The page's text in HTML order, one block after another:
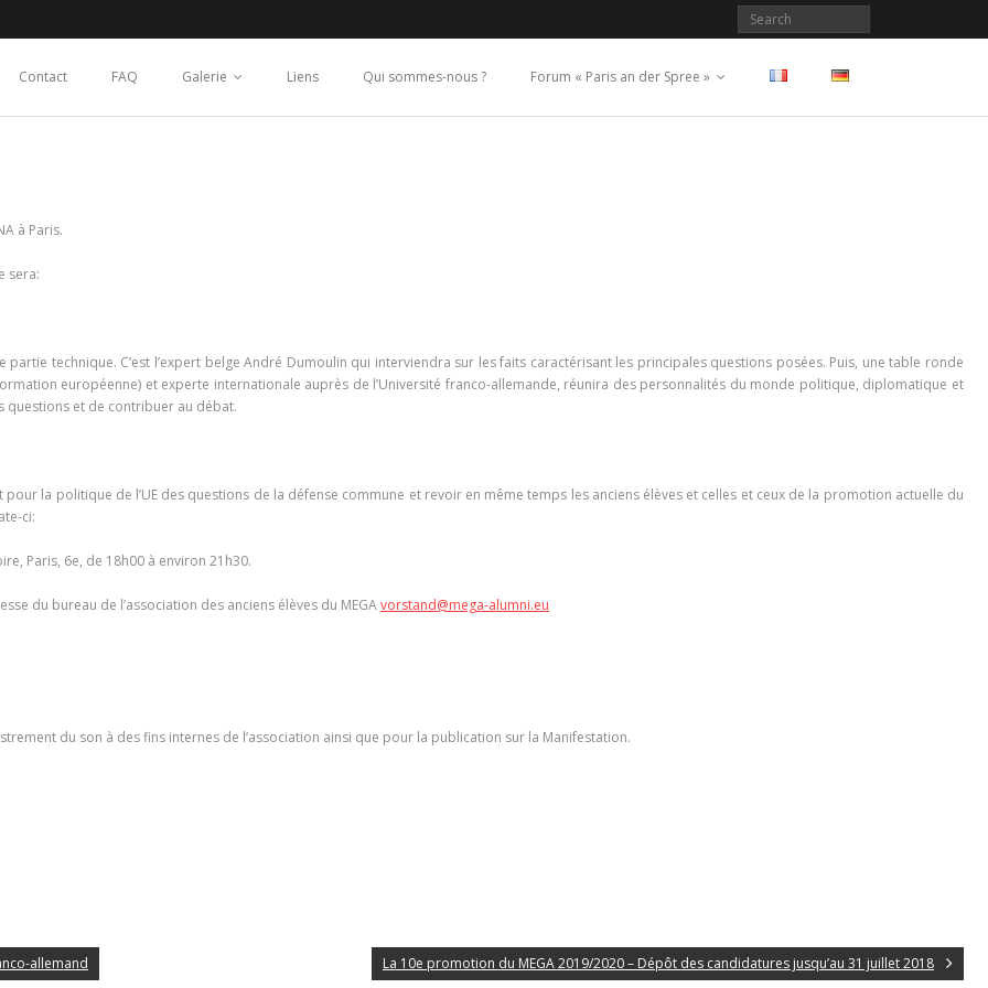
Contact FAQ Galerie Liens Qui sommes-nous ? Forum « Paris an der Spree »
à Paris.
sera:
technique. C’est l’expert belge André Dumoulin qui interviendra sur les faits caractérisant les principales questions posées. Puis, une table ronde
européenne) et experte internationale auprès de l’Université franco-allemande, réunira des personnalités du monde politique, diplomatique et
questions et de contribuer au débat.
la politique de l’UE des questions de la défense commune et revoir en même temps les anciens élèves et celles et ceux de la promotion actuelle du
ci:
Paris, 6e, de 18h00 à environ 21h30.
du bureau de l’association des anciens élèves du MEGAvorstand@mega-alumni.eu
du son à des fins internes de l’association ainsi que pour la publication sur la Manifestation.
allemand La 10e promotion du MEGA 2019/2020 – Dépôt des candidatures jusqu’au 31 juillet 2018